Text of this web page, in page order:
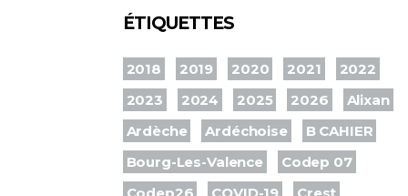
ÉTIQUETTES
2018 2019 2020 2021
2022
2023
2024 2025 2026
Alixan
Ardèche
Ardéchoise
B CAHIER
Bourg-Les-Valence
Codep 07